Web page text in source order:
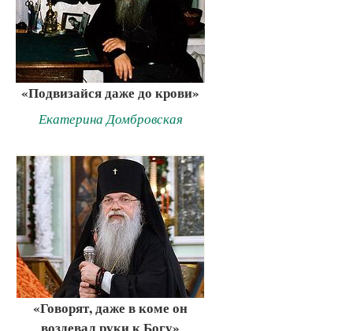
«Подвизайся даже до крови»
Екатерина Домбровская
«Говорят, даже в коме он